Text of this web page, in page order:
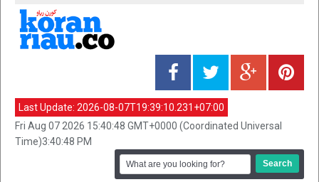
Last Update: 2026-08-07T19:39:10.231+07:00
Fri Aug 07 2026 15:40:48 GMT+0000 (Coordinated Universal
Time)3:40:48 PM